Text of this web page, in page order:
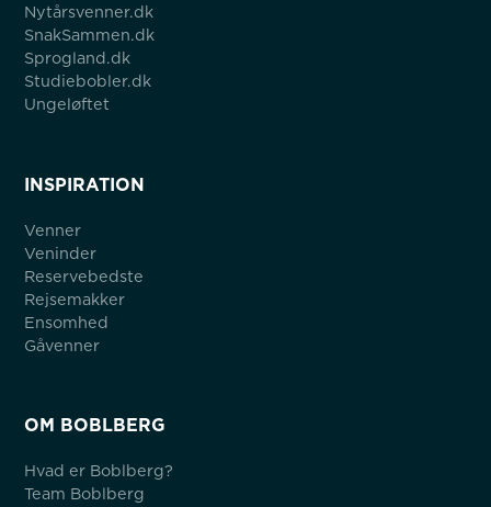
Nytårsvenner.dk
SnakSammen.dk
Sprogland.dk
Studiebobler.dk
Ungeløftet
INSPIRATION
Venner
Veninder
Reservebedste
Rejsemakker
Ensomhed
Gåvenner
OM BOBLBERG
Hvad er Boblberg?
Team Boblberg